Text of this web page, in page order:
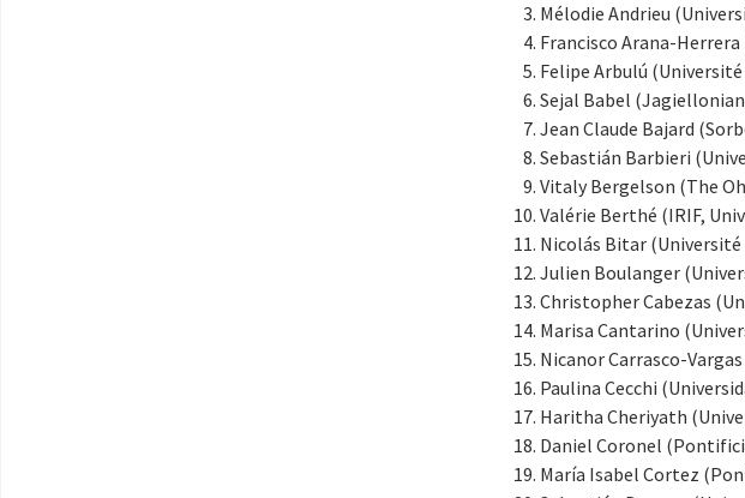
Mélodie Andrieu
Francisco Arana-
Felipe Arbulú
Sejal Babel
Jean Claude Bajard
Sebastián Barbieri
Vitaly Bergelson (The
Valérie Berthé (IRIF,
Nicolás Bitar (Université
Julien Boulanger
Christopher Cabezas
Marisa Cantarino
Nicanor Carrasco-
Paulina Cecchi
Haritha Cheriyath
Daniel Coronel
María Isabel Cortez